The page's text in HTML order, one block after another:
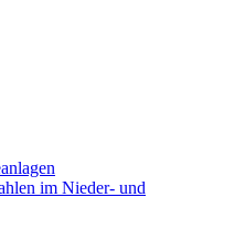
im Nieder- und